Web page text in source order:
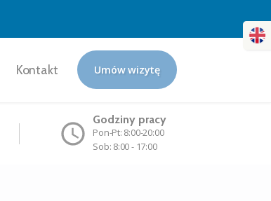
Kontakt Umów wizytę
Godziny pracy
Pon-Pt: 8:00-20:00
Sob: 8:00 - 17:00